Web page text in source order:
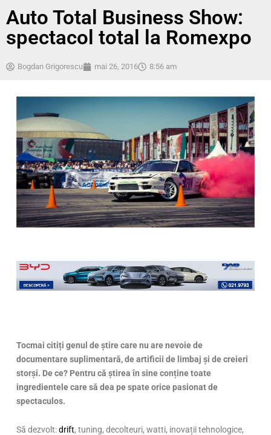
Auto Total Business Show:
spectacol total la Romexpo
Bogdan Grigorescu mai 26, 2016 8:56 am
Tocmai citiți genul de știre care nu are nevoie de
documentare suplimentară, de artificii de limbaj și de creieri
storși. De ce? Pentru că știrea în sine conține toate
ingredientele care să dea pe spate orice pasionat de
spectaculos.
Să dezvolt:drift, tuning, decolteuri, watti, inovații tehnologice,